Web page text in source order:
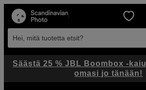
Hei, mitä tuotetta etsit?
Säästä 25 % JBL Boombox -
omasi jo tänään!